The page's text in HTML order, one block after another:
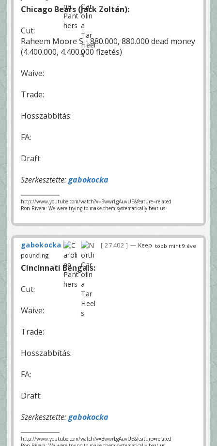
Chicago Bears (Jack Zoltán):
Cut:
Raheem Moore S - 880.000, 880.000 dead money
(4.400.000, 4.400.000 fizetés)
Waive:
Trade:
Hosszabbítás:
FA:
Draft:
Szerkesztette:gabokocka
http://www.youtube.com/watch?v=BwwrLgAuvUE&feature=related
Ron Rivera: We were trying to make them systematically beat us.
több mint 9 éve
gabokocka 27 402
— Keep
pounding
Cincinnati Bengals:
Cut:
Waive:
Trade:
Hosszabbítás:
FA:
Draft:
Szerkesztette:gabokocka
http://www.youtube.com/watch?v=BwwrLgAuvUE&feature=related